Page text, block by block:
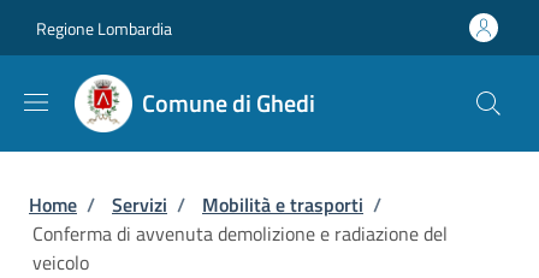
Regione Lombardia
Comune di Ghedi
Briciole di pane
Home / Servizi / Mobilità e trasporti /
Conferma di avvenuta demolizione e radiazione del
veicolo